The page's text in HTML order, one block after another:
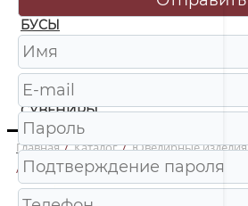
БУСЫ
ЧАСЫ
ШКАТУЛКИ
СУВЕНИРЫ
Главная / Каталог / Ювелирные изделия
/
35-0681-17-00 Крест Au 585